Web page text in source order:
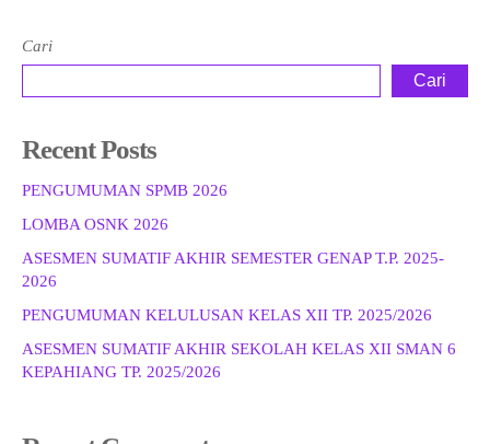
Cari
Cari
Recent Posts
PENGUMUMAN SPMB 2026
LOMBA OSNK 2026
ASESMEN SUMATIF AKHIR SEMESTER GENAP T.P. 2025-
2026
PENGUMUMAN KELULUSAN KELAS XII TP. 2025/2026
ASESMEN SUMATIF AKHIR SEKOLAH KELAS XII SMAN 6
KEPAHIANG TP. 2025/2026